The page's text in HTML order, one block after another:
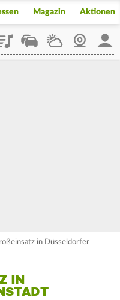
Magazin Aktionen
StaupilotWetterWebcam
in Düsseldorfer
D